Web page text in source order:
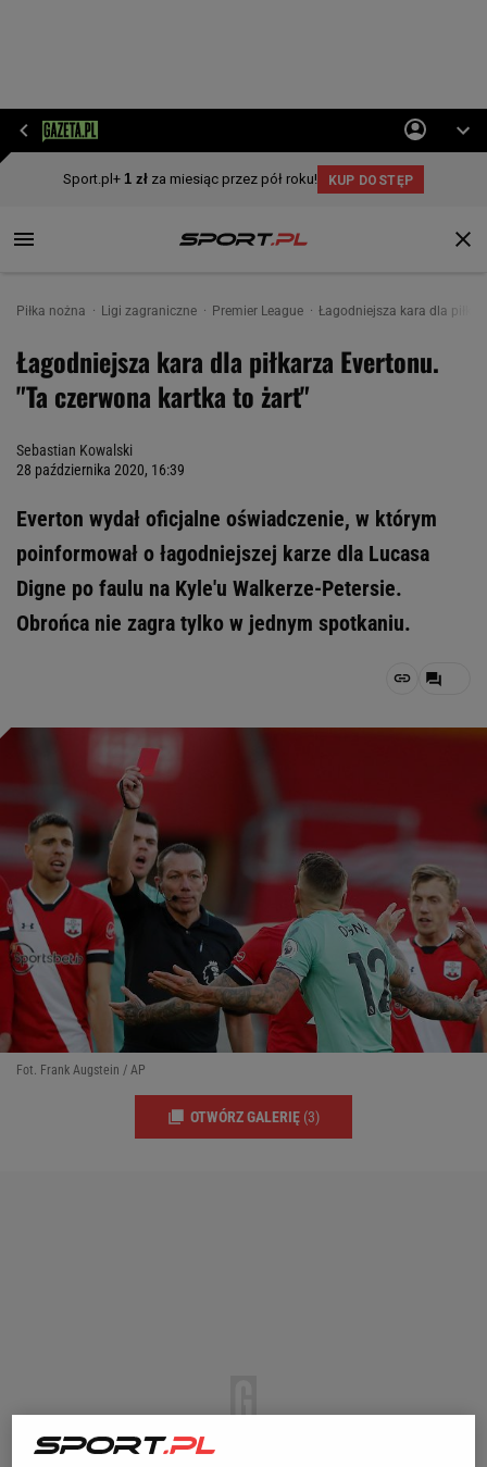
Piłka nożna Ligi zagraniczne Premier League Łagodniejsza kara dla
Łagodniejsza kara dla piłkarza Evertonu.
"Ta czerwona kartka to żart"
Sebastian Kowalski
28 października 2020, 16:39
Everton wydał oficjalne oświadczenie, w którym
poinformował o łagodniejszej karze dla Lucasa
Digne po faulu na Kyle'u Walkerze-Petersie.
Obrońca nie zagra tylko w jednym spotkaniu.
Fot. Frank Augstein / AP
OTWÓRZ GALERIĘ (3)